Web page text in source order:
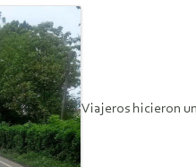
Viajeros hicieron